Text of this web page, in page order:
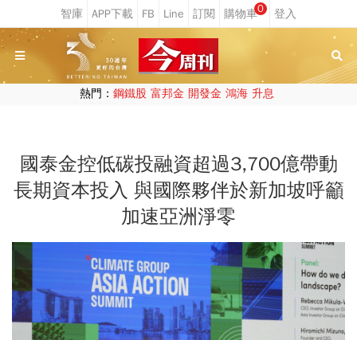
0
熱門： 鋼鐵股 富邦金 開發金 鴻海 升息
國泰金控低碳投融資超過3,700億帶動
長期資本投入 與國際夥伴於新加坡呼籲
加速亞洲淨零